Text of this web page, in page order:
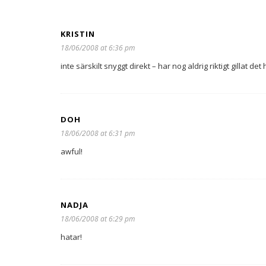
KRISTIN
18/06/2008 at 6:36 pm
inte särskilt snyggt direkt – har nog aldrig riktigt gillat det
DOH
18/06/2008 at 6:31 pm
awful!
NADJA
18/06/2008 at 6:29 pm
hatar!